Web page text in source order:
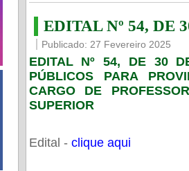
EDITAL Nº 54, DE
Publicado: 27 Fevereiro 2025
EDITAL Nº 54, DE 30
PÚBLICOS PARA
CARGO DE
SUPERIOR
Edital - clique aqui